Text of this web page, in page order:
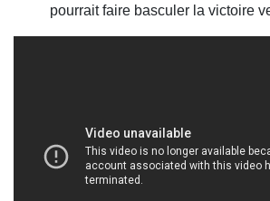
pourrait faire basculer la victoire